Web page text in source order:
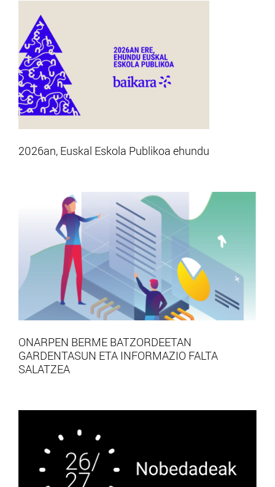
2026an, Euskal Eskola Publikoa ehundu
ONARPEN BERME BATZORDEETAN
GARDENTASUN ETA INFORMAZIO FALTA
SALATZEA